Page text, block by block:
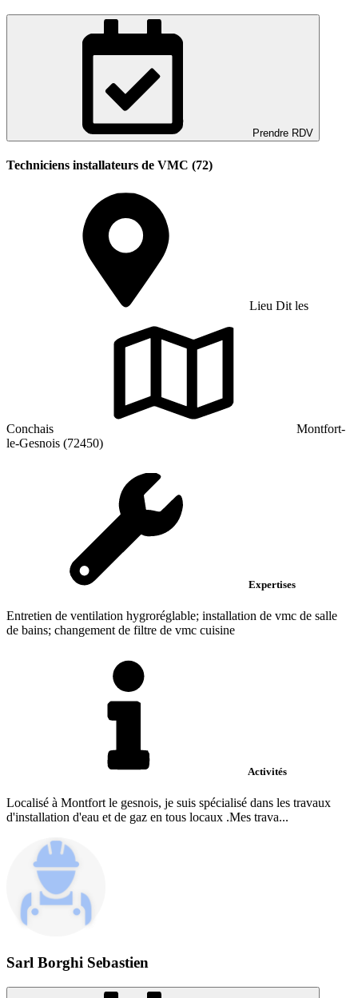
Prendre RDV
Techniciens installateurs de VMC (72)
Lieu Dit les
Conchais
Montfort-
le-Gesnois (72450)
Expertises
Entretien de ventilation hygroréglable; installation de vmc de salle
de bains; changement de filtre de vmc cuisine
Activités
Localisé à Montfort le gesnois, je suis spécialisé dans les travaux
d'installation d'eau et de gaz en tous locaux .Mes trava...
Sarl Borghi Sebastien